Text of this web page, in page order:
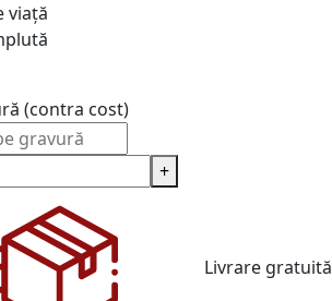
viață
(contra cost)
+
Livrare gratuită